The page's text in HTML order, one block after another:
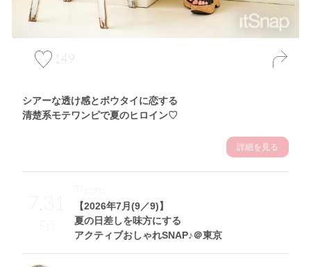
149
シアーな透け感とボウタイに恋する
清楚系モテワンピで夏のヒロイン♡
詳細を見る
7.31
Fri
【2026年7月(9／9)】
夏の日差しを味方にする
アクティブおしゃれSNAP♪＠東京
Theme